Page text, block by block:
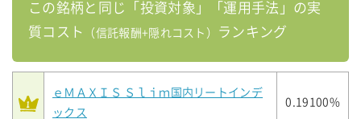
この銘柄と同じ「投資対象」「運用手法」の実
質コスト
（信託報酬+隠れコスト） ランキング
ｅＭＡＸＩＳ Ｓｌｉｍ国内リートインデ
ックス
0.19100%